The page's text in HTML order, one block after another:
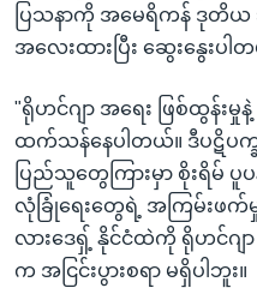
ပြသနာကို အမေရိကန် ဒုတိယ
အလေးထားပြီး ဆွေးနွေးပါ
"ရိုဟင်ဂျာ အရေး ဖြစ်ထွန်း
ထက်သန်နေပါတယ်။ ဒီပဋိပက္
ပြည်သူတွေကြားမှာ စိုးရိမ်
လုံခြုံရေးတွေရဲ့ အကြမ်းဖက်မှု
လားဒေရှ့် နိုင်ငံထဲကို ရိုဟင်ဂ
က အငြင်းပွားစရာ မရှိပါဘူး။